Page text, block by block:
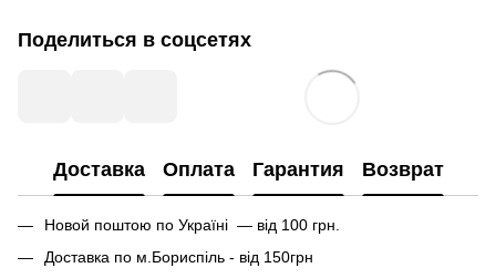
Поделиться в соцсетях
Доставка Оплата Гарантия Возврат
Новой поштою по Україні — від 100 грн.
Доставка по м.Бориспіль - від 150грн